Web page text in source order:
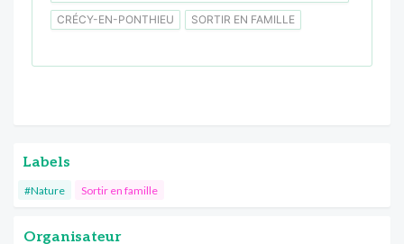
CRÉCY-EN-PONTHIEU
SORTIR EN FAMILLE
Labels
#Nature Sortir en famille
Organisateur